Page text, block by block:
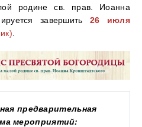
родине св. прав. Иоанна
завершить
26 июля
.
предварительная
мероприятий: